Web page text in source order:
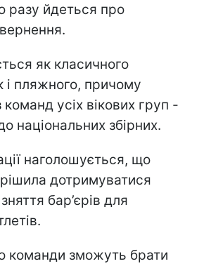
разу йдеться про
як класичного
і пляжного, причому
команд усіх вікових груп -
національних збірних.
наголошується, що
дотримуватися
бар’єрів для
команди зможуть брати